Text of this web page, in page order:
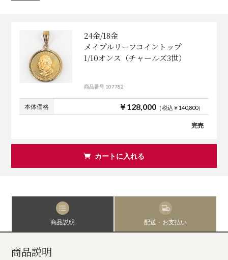
24金/18金
メイプルリーフコイントップ
1/10オンス（チャールズ3世）
商品番号 107782
本体価格 ￥128,000（税込￥140,800）
完売
カートに入れる
商品説明 配送・お支払い
商品説明